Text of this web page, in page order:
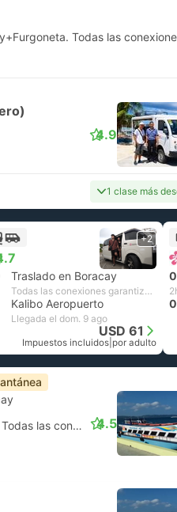
Todas las
4.9
1 clase más
+2
Traslado en Boracay
Todas las conexiones garantizadas
Kalibo Aeropuerto
Llegada el dom. 9 ago
USD 61
Impuestos incluidos por adulto
2h 30m Autobús+Ferry. Todas las conexiones garantizadas
4.5